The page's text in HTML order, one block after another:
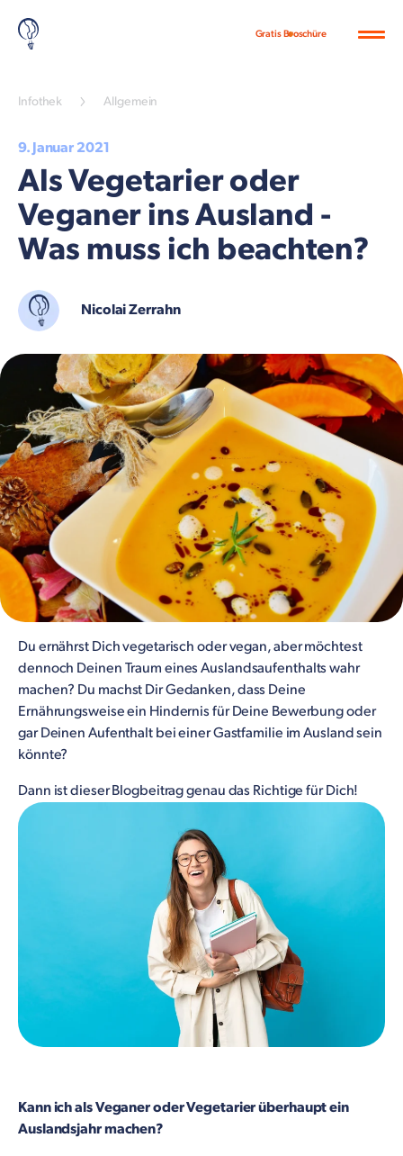
Gratis Broschüre
Infothek Allgemein
9. Januar 2021
Als Vegetarier oder
Veganer ins Ausland -
Was muss ich beachten?
Nicolai Zerrahn
Du ernährst Dich vegetarisch oder vegan, aber möchtest
dennoch Deinen Traum eines Auslandsaufenthalts wahr
machen? Du machst Dir Gedanken, dass Deine
Ernährungsweise ein Hindernis für Deine Bewerbung oder
gar Deinen Aufenthalt bei einer Gastfamilie im Ausland sein
könnte?
Dann ist dieser Blogbeitrag genau das Richtige für Dich!
Kann ich als Veganer oder Vegetarier überhaupt ein
Auslandsjahr machen?